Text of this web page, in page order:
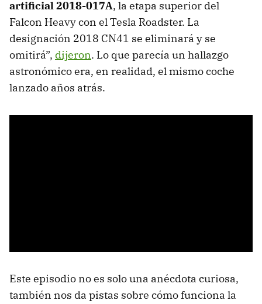
artificial 2018-017A, la etapa superior del
Falcon Heavy con el Tesla Roadster. La
designación 2018 CN41 se eliminará y se
omitirá”, dijeron. Lo que parecía un hallazgo
astronómico era, en realidad, el mismo coche
lanzado años atrás.
Este episodio no es solo una anécdota curiosa,
también nos da pistas sobre cómo funciona la